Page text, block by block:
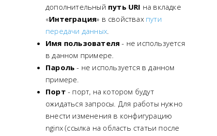
дополнительный путь URI на вкладке
«Интеграция» в свойствах пути
передачи данных
Имя пользователя - не используется
в данном примере.
Пароль - не используется в данном
примере.
Порт - порт, на котором будут
ожидаться запросы. Для работы нужно
внести изменения в конфигурацию
nginx (ссылка на область статьи после